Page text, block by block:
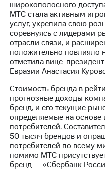
широкополосного
МТС стала активным
услуг, укрепила свою
соревнуясь с лидерами
отрасли связи, и
положительно повлияло
отметила вице-
Евразии Анастасия
Стоимость бренда в
прогнозные доходы
бренд, и его текущие
определяемые на основе
потребителей.
50 тысяч брендов и
потребителей по всему
помимо МТС
бренд — «Сбербанк